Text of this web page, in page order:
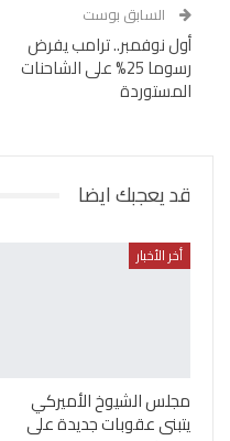
السابق بوست
أول نوفمبر.. ترامب يفرض
رسوما 25% على الشاحنات
المستوردة
قد يعجبك ايضا
أخر الأخبار
مجلس الشيوخ الأميركي
يتبنى عقوبات جديدة على